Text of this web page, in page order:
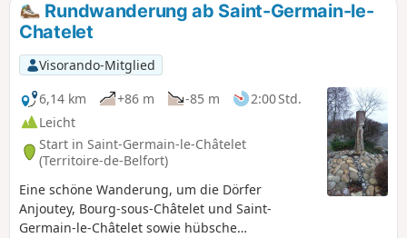
Rundwanderung ab Saint-Germain-le-
Chatelet
Visorando-Mitglied
6,14 km
+86 m -85 m
2:00 Std.
Leicht
Start in Saint-Germain-le-Châtelet
(Territoire-de-Belfort)
Eine schöne Wanderung, um die Dörfer
Anjoutey, Bourg-sous-Châtelet und Saint-
Germain-le-Châtelet sowie hübsche